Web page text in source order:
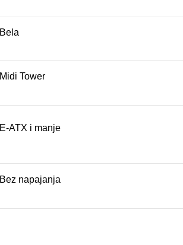
Bela
Midi Tower
E-ATX i manje
Bez napajanja